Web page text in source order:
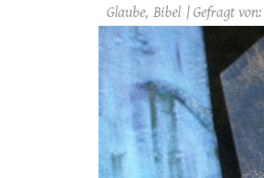
Glaube Bibel